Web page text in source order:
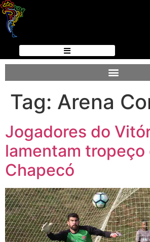
Tag: Arena
Jogadores do
lamentam tropeço
Chapecó